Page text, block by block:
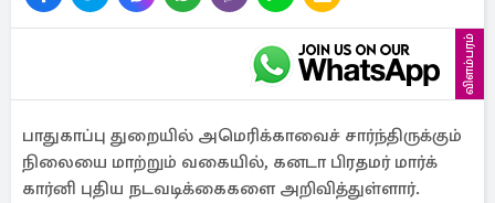
விளம்பரம்
பாதுகாப்பு துறையில் அமெரிக்காவைச் சார்ந்திருக்கும்
நிலையை மாற்றும் வகையில், கனடா பிரதமர் மார்க்
கார்னி புதிய நடவடிக்கைகளை அறிவித்துள்ளார்.